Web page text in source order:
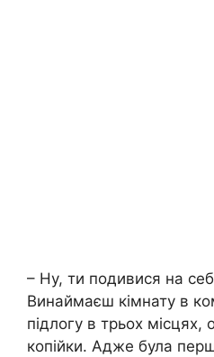
– Ну, ти подивися на
Винаймаєш кімнату в
підлогу в трьох
копійки. Адже була